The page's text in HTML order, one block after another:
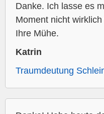
Danke. Ich lasse es
Moment nicht
Ihre Mühe.
Katrin
Traumdeutung